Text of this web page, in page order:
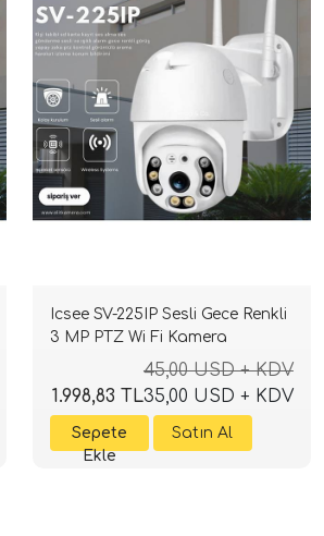
Icsee SV-225IP Sesli Gece Renkli
3 MP PTZ Wi Fi Kamera
45,00 USD + KDV
35,00 USD + KDV
1.998,83 TL